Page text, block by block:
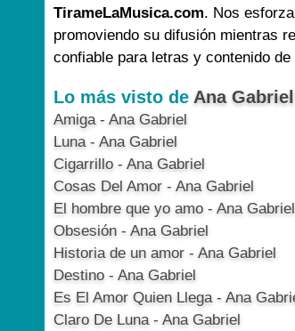
TirameLaMusica.com. Nos
promoviendo su difusión mientras
confiable para letras y contenido de
Lo más visto de Ana Gabriel
Amiga - Ana Gabriel
Luna - Ana Gabriel
Cigarrillo - Ana Gabriel
Cosas Del Amor - Ana Gabriel
El hombre que yo amo - Ana Gabriel
Obsesión - Ana Gabriel
Historia de un amor - Ana Gabriel
Destino - Ana Gabriel
Es El Amor Quien Llega - Ana
Claro De Luna - Ana Gabriel